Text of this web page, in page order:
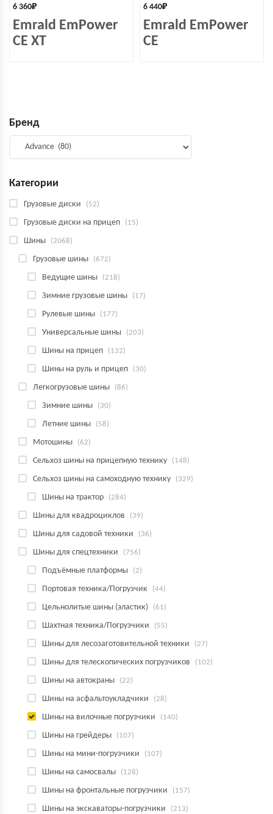
6 360₽
Emrald EmPower
СЕ XT
6 440₽
Emrald EmPower
СЕ
Бренд
Категории
Грузовые диски (52)
Грузовые диски на прицеп (15)
Шины (2068)
Грузовые шины (672)
Ведущие шины (218)
Зимние грузовые шины (17)
Рулевые шины (177)
Универсальные шины (203)
Шины на прицеп (132)
Шины на руль и прицеп (30)
Легкогрузовые шины (86)
Зимние шины (30)
Летние шины (58)
Мотошины (62)
Сельхоз шины на прицепную технику (148)
Сельхоз шины на самоходную технику (329)
Шины на трактор (284)
Шины для квадроциклов (39)
Шины для садовой техники (36)
Шины для спецтехники (756)
Подъёмные платформы (2)
Портовая техника/Погрузчик (44)
Цельнолитые шины (эластик) (61)
Шахтная техника/Погрузчики (55)
Шины для лесозаготовительной техники (27)
Шины для телескопических погрузчиков (102)
Шины на автокраны (22)
Шины на асфальтоукладчики (28)
Шины на вилочные погрузчики (140)
Шины на грейдеры (107)
Шины на мини-погрузчики (107)
Шины на самосвалы (128)
Шины на фронтальные погрузчики (157)
Шины на экскаваторы-погрузчики (213)